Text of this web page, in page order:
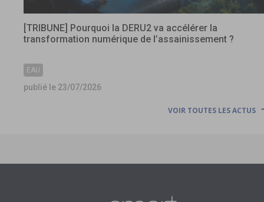
[TRIBUNE] Pourquoi la DERU2 va accélérer la
transformation numérique de l’assainissement ?
EAU
publié le 23/07/2026
VOIR TOUTES LES ACTUS